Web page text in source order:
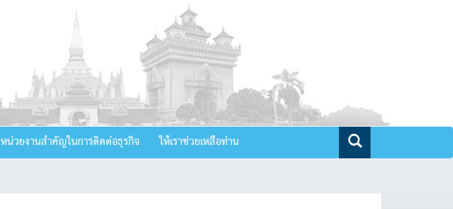
หน่วยงานสำคัญในการติดต่อธุรกิจ ให้เราช่วยเหลือท่าน